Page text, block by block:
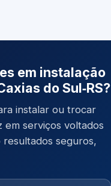
em instalação
do Sul‑RS?
instalar ou trocar
em serviços voltados
seguros,